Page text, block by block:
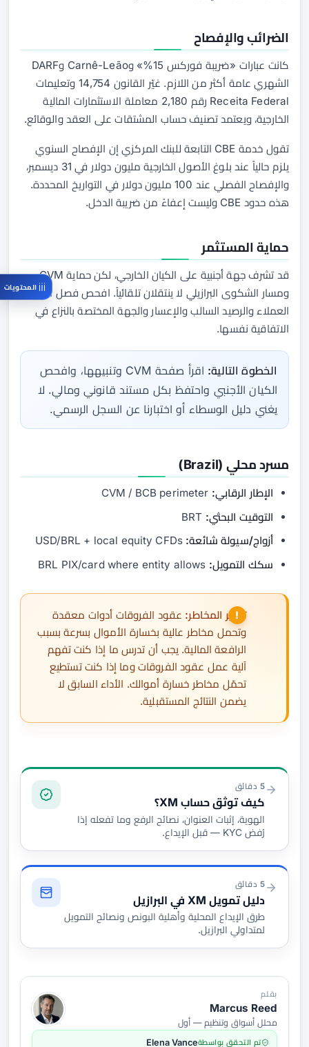
الضرائب والإفصاح
كانت عبارات «ضريبة فوركس 15%» وCarnê-Leão وDARF
الشهري عامة أكثر من اللازم. غيّر القانون 14,754 وتعليمات
Receita Federal رقم 2,180 معاملة الاستثمارات المالية
الخارجية، ويعتمد تصنيف حساب المشتقات على العقد والوقائع.
تقول خدمة CBE التابعة للبنك المركزي إن الإفصاح السنوي
يلزم حالياً عند بلوغ الأصول الخارجية مليون دولار في 31 ديسمبر،
والإفصاح الفصلي عند 100 مليون دولار في التواريخ المحددة.
هذه حدود CBE وليست إعفاءً من ضريبة الدخل.
حماية المستثمر
قد تشرف جهة أجنبية على الكيان الخارجي، لكن حماية CVM
ومسار الشكوى البرازيلي لا ينتقلان تلقائياً. افحص فصل أموال
العملاء والرصيد السالب والإعسار والجهة المختصة بالنزاع في
الاتفاقية نفسها.
الخطوة التالية:
اقرأ صفحة CVM وتنبيهها، وافحص
الكيان الأجنبي واحتفظ بكل مستند قانوني ومالي. لا
يغني دليل الوسطاء أو اختبارنا عن السجل الرسمي.
مسرد محلي (Brazil)
الإطار الرقابي:
التوقيت البحثي:
أزواج/سيولة شائعة: USD/BRL + local equity CFDs
سكك التمويل:
تحذير المخاطر: عقود الفروقات أدوات معقدة
وتحمل مخاطر عالية بخسارة الأموال بسرعة بسبب
الرافعة المالية. يجب أن تدرس ما إذا كنت تفهم
آلية عمل عقود الفروقات وما إذا كنت تستطيع
تحمّل مخاطر خسارة أموالك. الأداء السابق لا
يضمن النتائج المستقبلية.
التوثيق والتمويل
5 دقائق
كيف توثق حساب XM؟
الهوية، إثبات العنوان، نصائح الرفع وما تفعله إذا
رُفض KYC — قبل الإيداع.
5 دقائق
دليل تمويل XM في البرازيل
طرق الإيداع المحلية وأهلية البونص ونصائح التمويل
لمتداولي البرازيل.
بقلم
Marcus Reed
محلل أسواق وتنظيم — أول
تم التحقق بواسطةElena Vance
المحتويات